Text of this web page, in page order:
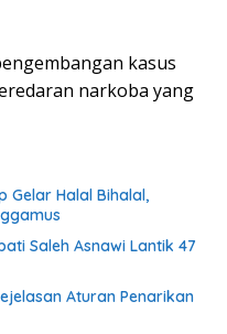
kasus
narkoba yang
Gelar Halal Bihalal,
Saleh Asnawi Lantik 47
Aturan Penarikan